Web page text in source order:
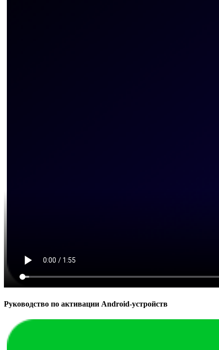
Руководство по активации Android-устройств